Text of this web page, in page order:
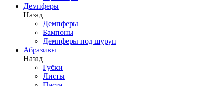
Демпферы
Назад
Демпферы
Бампоны
Демпферы под шуруп
Абразивы
Назад
Губки
Листы